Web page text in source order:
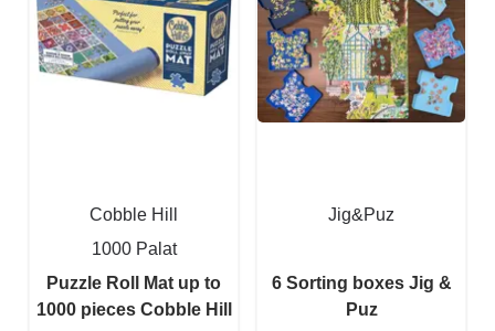
Cobble Hill
1000 Palat
Puzzle Roll Mat up to
1000 pieces Cobble Hill
Jig&Puz
6 Sorting boxes Jig &
Puz